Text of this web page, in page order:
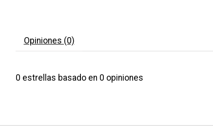
Opiniones (0)
0 estrellas basado en 0 opiniones